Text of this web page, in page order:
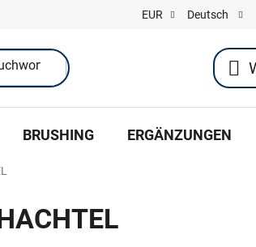
EUR Deutsch
BRUSHING ERGÄNZUNGEN